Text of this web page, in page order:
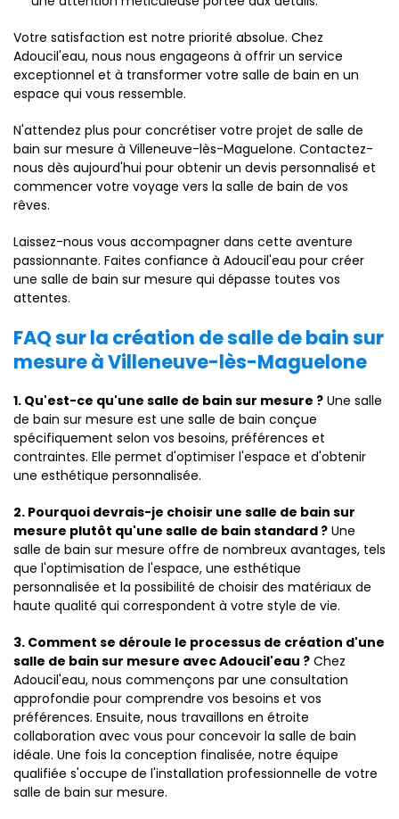
Votre satisfaction est notre priorité absolue. Chez
Adoucil'eau, nous nous engageons à offrir un service
exceptionnel et à transformer votre salle de bain en un
espace qui vous ressemble.
N'attendez plus pour concrétiser votre projet de salle de
bain sur mesure à Villeneuve-lès-Maguelone. Contactez-
nous dès aujourd'hui pour obtenir un devis personnalisé et
commencer votre voyage vers la salle de bain de vos
rêves.
Laissez-nous vous accompagner dans cette aventure
passionnante. Faites confiance à Adoucil'eau pour créer
une salle de bain sur mesure qui dépasse toutes vos
attentes.
FAQ sur la création de salle de bain sur
mesure à Villeneuve-lès-Maguelone
1. Qu'est-ce qu'une salle de bain sur mesure ? Une salle
de bain sur mesure est une salle de bain conçue
spécifiquement selon vos besoins, préférences et
contraintes. Elle permet d'optimiser l'espace et d'obtenir
une esthétique personnalisée.
2. Pourquoi devrais-je choisir une salle de bain sur
mesure plutôt qu'une salle de bain standard ? Une
salle de bain sur mesure offre de nombreux avantages, tels
que l'optimisation de l'espace, une esthétique
personnalisée et la possibilité de choisir des matériaux de
haute qualité qui correspondent à votre style de vie.
3. Comment se déroule le processus de création d'une
salle de bain sur mesure avec Adoucil'eau ? Chez
Adoucil'eau, nous commençons par une consultation
approfondie pour comprendre vos besoins et vos
préférences. Ensuite, nous travaillons en étroite
collaboration avec vous pour concevoir la salle de bain
idéale. Une fois la conception finalisée, notre équipe
qualifiée s'occupe de l'installation professionnelle de votre
salle de bain sur mesure.